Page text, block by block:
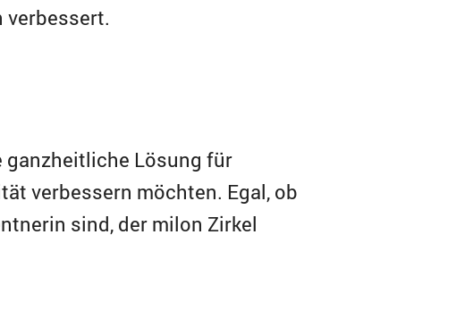
verbessert.
ganzheitliche Lösung für
verbessern möchten. Egal, ob
sind, der milon Zirkel